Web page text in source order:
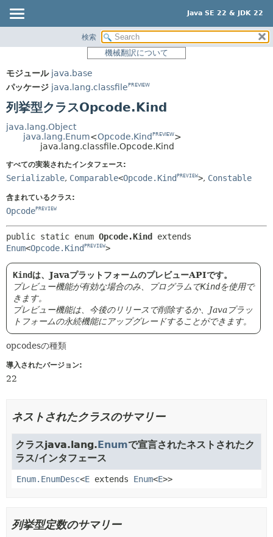
Java SE 22 & JDK 22
パッケージ
使用
ツリー
プレビュー
索引
ヘルプ
サマリー:
ネスト済
メソッド
詳細:
フィールド
検索
機械翻訳について
モジュール java.base
パッケージ java.lang.classfile PREVIEW
列挙型クラスOpcode.Kind
java.lang.Object
java.lang.Enum<Opcode.Kind PREVIEW>
java.lang.classfile.Opcode.Kind
すべての実装されたインタフェース:
Serializable, Comparable<Opcode.Kind PREVIEW>, Constable
含まれているクラス:
OpcodePREVIEW
public static enum Opcode.Kind
Enum<Opcode.Kind PREVIEW>
Kindは、JavaプラットフォームのプレビューAPIです。
プレビュー機能が有効な場合のみ、プログラムでKindを使用で
きます。
プレビュー機能は、今後のリリースで削除するか、Javaプラッ
トフォームの永続機能にアップグレードすることができます。
opcodesの種類
導入されたバージョン:
22
ネストされたクラスのサマリー
クラスjava.lang.Enumで宣言されたネストされたク
ラス/インタフェース
Enum.EnumDesc<E extends Enum<E>>
列挙型定数のサマリー